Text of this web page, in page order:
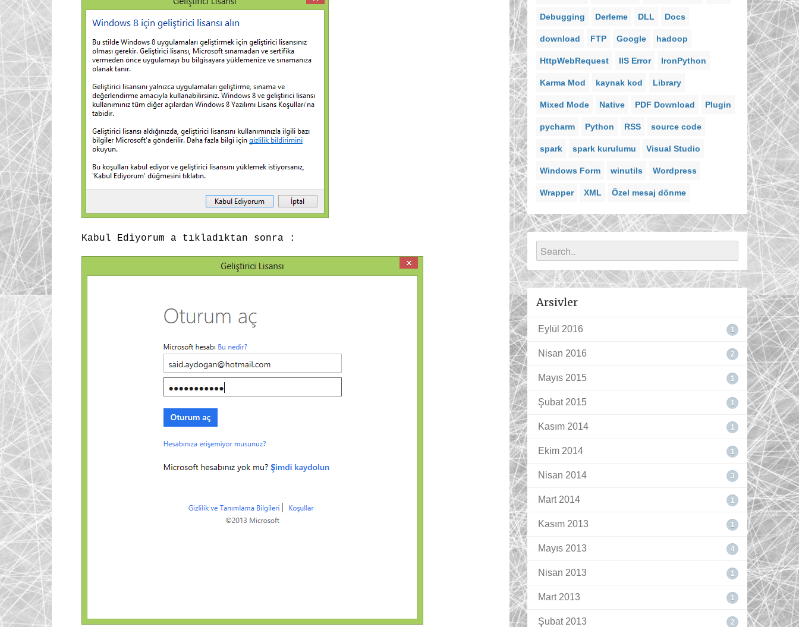
Kabul Ediyorum a tıkladıktan sonra :
Debugging Derleme DLL Docs
download FTP Google hadoop
HttpWebRequest IIS Error IronPython
Karma Mod kaynak kod Library
Mixed Mode Native PDF Download Plugin
pycharm Python RSS source code
spark spark kurulumu Visual Studio
Windows Form winutils Wordpress
Wrapper XML Özel mesaj dönme
Arsivler
Eylül 2016 1
Nisan 2016 2
Mayıs 2015 1
Şubat 2015 1
Kasım 2014 1
Ekim 2014 1
Nisan 2014 3
Mart 2014 1
Kasım 2013 1
Mayıs 2013 4
Nisan 2013 1
Mart 2013 1
Şubat 2013 2